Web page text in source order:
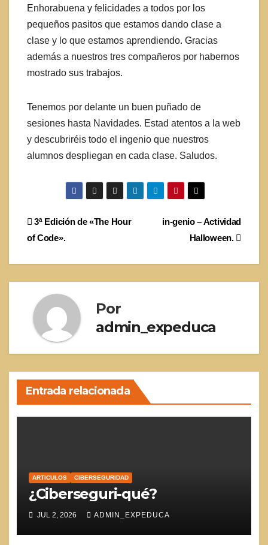
Enhorabuena y felicidades a todos por los
pequeños pasitos que estamos dando clase a
clase y lo que estamos aprendiendo. Gracias
además a nuestros tres compañeros por habernos
mostrado sus trabajos.
Tenemos por delante un buen puñado de
sesiones hasta Navidades. Estad atentos a la web
y descubriréis todo el ingenio que nuestros
alumnos despliegan en cada clase. Saludos.
Navegación
in-genio – Actividad
Halloween.
3ª Edición de «The Hour
of Code».
Por
admin_expeduca
Entrada relacionada
ARTICULOS CIBERSEGURIDAD
¿Ciberseguri-qué?
JUL 2, 2026 ADMIN_EXPEDUCA